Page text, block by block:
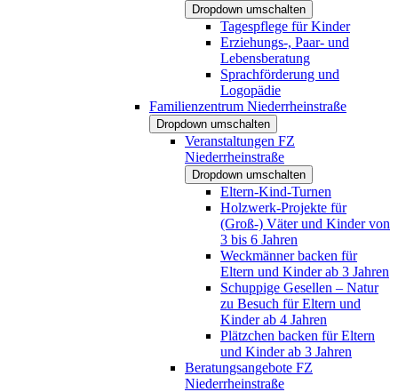
Dropdown umschalten
Tagespflege für Kinder
Erziehungs-, Paar- und
Lebensberatung
Sprachförderung und
Logopädie
Familienzentrum Niederrheinstraße
Dropdown umschalten
Veranstaltungen FZ
Niederrheinstraße
Dropdown umschalten
Eltern-Kind-Turnen
Holzwerk-Projekte für
(Groß-) Väter und Kinder von
3 bis 6 Jahren
Weckmänner backen für
Eltern und Kinder ab 3 Jahren
Schuppige Gesellen – Natur
zu Besuch für Eltern und
Kinder ab 4 Jahren
Plätzchen backen für Eltern
und Kinder ab 3 Jahren
Beratungsangebote FZ
Niederrheinstraße